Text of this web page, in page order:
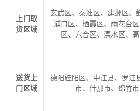
上门取
货区域
玄武区、秦淮区、建邺区、
浦口区、栖霞区、雨花台
区、六合区、溧水区、
送货上
门区域
德阳旌阳区、中江县、罗江
市、什邡市、绵竹市